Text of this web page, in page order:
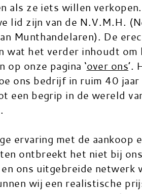
als ze iets willen
lid zijn van de N.V.M.H.
Munthandelaren). De
wat het verder inhoudt
op onze pagina ‘over ons’.
ons bedrijf in ruim 40
een begrip in de wereld
ervaring met de aankoop
ontbreekt het niet bij
ons uitgebreide netwerk
wij een realistische